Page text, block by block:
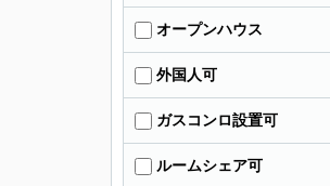
オープンハウス
外国人可
ガスコンロ設置可
ルームシェア可